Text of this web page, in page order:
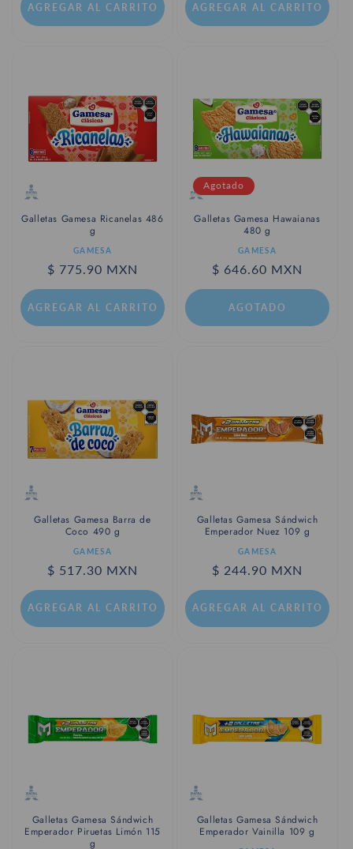
AGREGAR AL CARRITO AGREGAR AL CARRITO
Galletas Gamesa Ricanelas 486
g
Proveedor:GAMESA
Precio
habitual
$ 775.90 MXN
AGREGAR AL CARRITO
Agotado
Galletas Gamesa Hawaianas
480 g
Proveedor:GAMESA
Precio
habitual
$ 646.60 MXN
AGOTADO
Galletas Gamesa Barra de
Coco 490 g
Proveedor:GAMESA
Precio
habitual
$ 517.30 MXN
AGREGAR AL CARRITO
Galletas Gamesa Sándwich
Emperador Nuez 109 g
Proveedor:GAMESA
Precio
habitual
$ 244.90 MXN
AGREGAR AL CARRITO
Galletas Gamesa Sándwich
Emperador Piruetas Limón 115
g
Galletas Gamesa Sándwich
Emperador Vainilla 109 g